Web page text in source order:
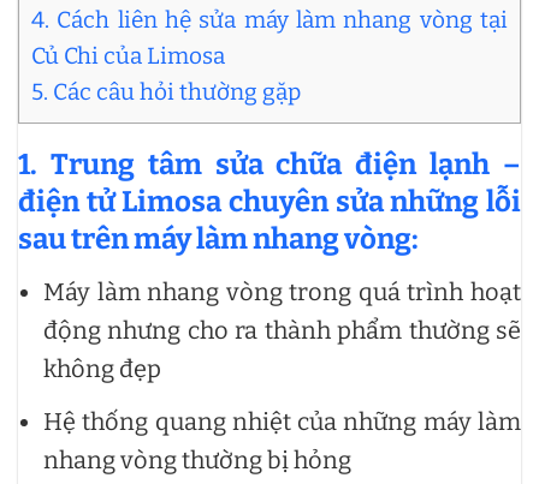
4. Cách liên hệ sửa máy làm nhang vòng tại
Củ Chi của Limosa
5. Các câu hỏi thường gặp
1. Trung tâm sửa chữa điện lạnh –
điện tử Limosa chuyên sửa những lỗi
sau trên máy làm nhang vòng:
Máy làm nhang vòng trong quá trình hoạt
động nhưng cho ra thành phẩm thường sẽ
không đẹp
Hệ thống quang nhiệt của những máy làm
nhang vòng thường bị hỏng